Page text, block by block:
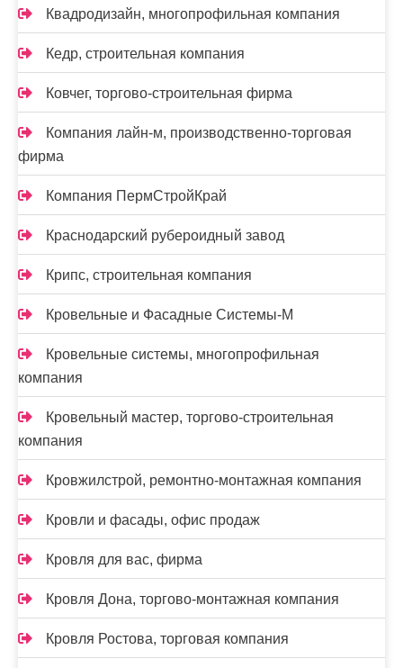
Квадродизайн, многопрофильная компания
Кедр, строительная компания
Ковчег, торгово-строительная фирма
Компания лайн-м, производственно-торговая
фирма
Компания ПермСтройКрай
Краснодарский рубероидный завод
Крипс, строительная компания
Кровельные и Фасадные Системы-М
Кровельные системы, многопрофильная
компания
Кровельный мастер, торгово-строительная
компания
Кровжилстрой, ремонтно-монтажная компания
Кровли и фасады, офис продаж
Кровля для вас, фирма
Кровля Дона, торгово-монтажная компания
Кровля Ростова, торговая компания